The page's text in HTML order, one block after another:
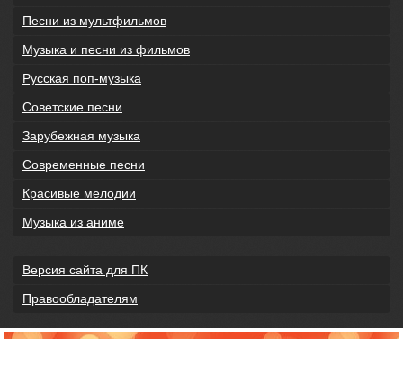
Песни из мультфильмов
Музыка и песни из фильмов
Русская поп-музыка
Советские песни
Зарубежная музыка
Современные песни
Красивые мелодии
Музыка из аниме
Версия сайта для ПК
Правообладателям